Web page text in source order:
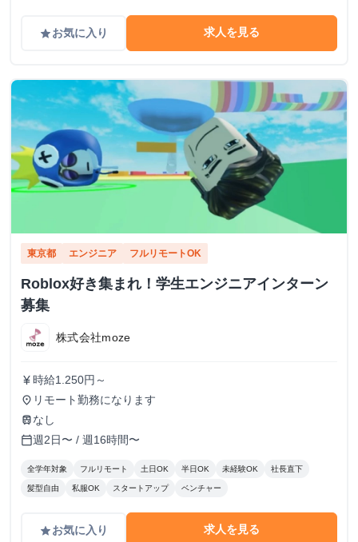
gradeお気に入り 求人を見る
東京都 エンジニア フルリモートOK
Roblox好き集まれ！学生エンジニアインターン
募集
株式会社moze
currency_yen 時給1.250円～
place リモート勤務になります
train なし
calendar_today週2日〜 / 週16時間〜
全学年対象 フルリモート 土日OK 半日OK 未経験OK 社長直下
髪型自由 私服OK スタートアップ ベンチャー
gradeお気に入り 求人を見る